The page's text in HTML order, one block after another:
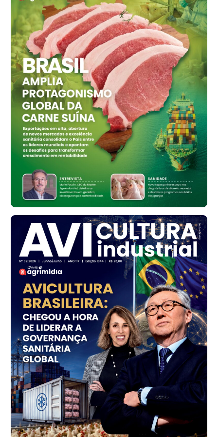
Ovo Vermelho - Regional
Grande São Paulo (SP)
R$ 155,59
cx
Ovo Vermelho - Regional
Vermelho
R$ 159,31
cx
Ovo Branco - Regional
Bastos (SP)
R$ 134,42
cx
Ovo Vermelho - Regional
Bastos (SP)
R$ 148,56
Frango - Indicador
R$ 7,16
kg
Frango - Indicador
R$ 7,18
Trigo Atacado - Regional
PR
R$ 1.414,46
t
Trigo Atacado - Regional
RS
R$ 1.314,61
t
Ovo Vermelho - Regional
Vermelho